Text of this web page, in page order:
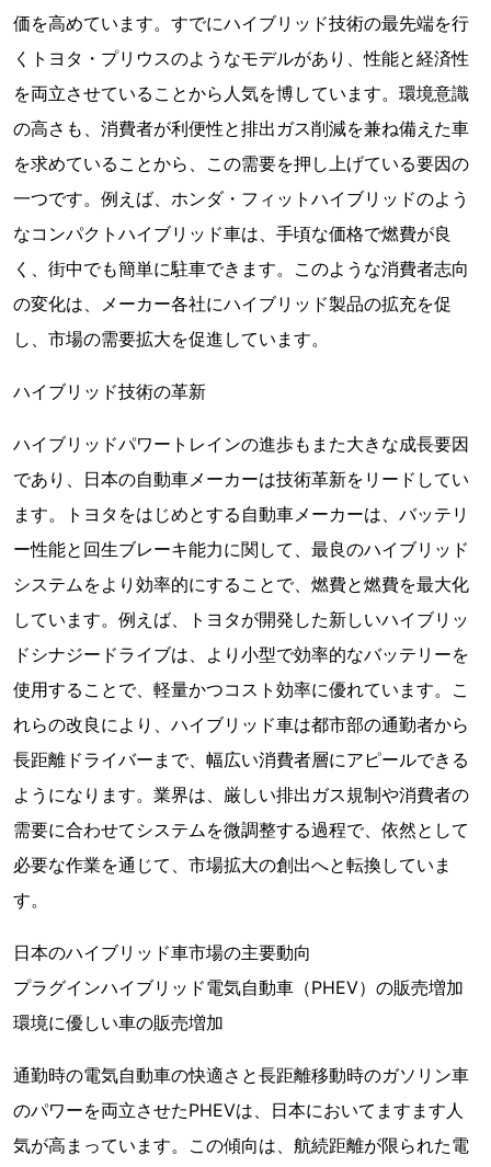
価を高めています。すでにハイブリッド技術の最先端を行
くトヨタ・プリウスのようなモデルがあり、性能と経済性
を両立させていることから人気を博しています。環境意識
の高さも、消費者が利便性と排出ガス削減を兼ね備えた車
を求めていることから、この需要を押し上げている要因の
一つです。例えば、ホンダ・フィットハイブリッドのよう
なコンパクトハイブリッド車は、手頃な価格で燃費が良
く、街中でも簡単に駐車できます。このような消費者志向
の変化は、メーカー各社にハイブリッド製品の拡充を促
し、市場の需要拡大を促進しています。
ハイブリッド技術の革新
ハイブリッドパワートレインの進歩もまた大きな成長要因
であり、日本の自動車メーカーは技術革新をリードしてい
ます。トヨタをはじめとする自動車メーカーは、バッテリ
ー性能と回生ブレーキ能力に関して、最良のハイブリッド
システムをより効率的にすることで、燃費と燃費を最大化
しています。例えば、トヨタが開発した新しいハイブリッ
ドシナジードライブは、より小型で効率的なバッテリーを
使用することで、軽量かつコスト効率に優れています。こ
れらの改良により、ハイブリッド車は都市部の通勤者から
長距離ドライバーまで、幅広い消費者層にアピールできる
ようになります。業界は、厳しい排出ガス規制や消費者の
需要に合わせてシステムを微調整する過程で、依然として
必要な作業を通じて、市場拡大の創出へと転換していま
す。
日本のハイブリッド車市場の主要動向
プラグインハイブリッド電気自動車（PHEV）の販売増加
環境に優しい車の販売増加
通勤時の電気自動車の快適さと長距離移動時のガソリン車
のパワーを両立させたPHEVは、日本においてますます人
気が高まっています。この傾向は、航続距離が限られた電